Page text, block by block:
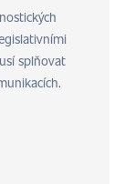
splňovat